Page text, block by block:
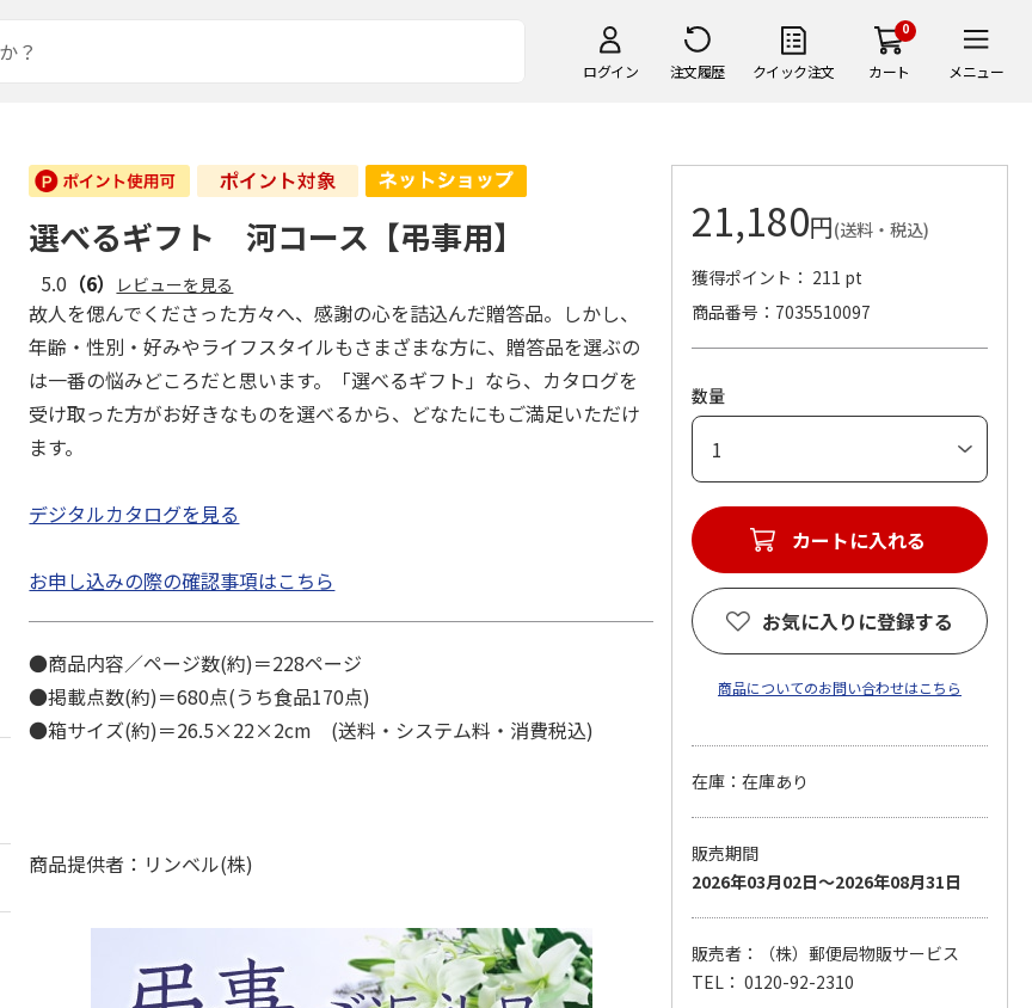
ログイン 注文履歴 クイック注文
0
カート メニュー
選べるギフト 河コース【弔事用】
5.0 （6） レビューを見る
故人を偲んでくださった方々へ、感謝の心を詰込んだ贈答品。しかし、
年齢・性別・好みやライフスタイルもさまざまな方に、贈答品を選ぶの
は一番の悩みどころだと思います。「選べるギフト」なら、カタログを
受け取った方がお好きなものを選べるから、どなたにもご満足いただけ
ます。
デジタルカタログを見る
お申し込みの際の確認事項はこちら
●商品内容／ページ数(約)＝228ページ
●掲載点数(約)＝680点(うち食品170点)
●箱サイズ(約)＝26.5×22×2cm (送料・システム料・消費税込)
商品提供者：リンベル(株)
21,180円(送料・税込)
獲得ポイント： 211 pt
商品番号
7035510097
数量
カートに入れる
お気に入りに登録する
商品についてのお問い合わせはこちら
在庫：在庫あり
販売期間
2026年03月02日～2026年08月31日
販売者：（株）郵便局物販サービス
TEL： 0120-92-2310